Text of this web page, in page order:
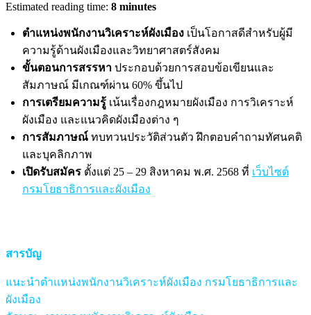
Estimated reading time: 8 minutes
ตำแหน่งพนักงานวิเคราะห์ผังเมือง เป็นโอกาสดีสำหรับผู้มี
ความรู้ด้านผังเมืองและวิทยาศาสตร์สังคม
ขั้นตอนการสรรหา ประกอบด้วยการสอบข้อเขียนและ
สัมภาษณ์ มีเกณฑ์ผ่าน 60% ขึ้นไป
การเตรียมความรู้ เน้นเรื่องกฎหมายผังเมือง การวิเคราะห์
ผังเมือง และแนวคิดผังเมืองต่าง ๆ
การสัมภาษณ์ ทบทวนประวัติส่วนตัว ฝึกตอบคำถามทัศนคติ
และบุคลิกภาพ
เปิดรับสมัคร ตั้งแต่ 25 – 29 สิงหาคม พ.ศ. 2568 ที่ เว็บไซต์
กรมโยธาธิการและผังเมือง
สารบัญ
แนะนำตำแหน่งพนักงานวิเคราะห์ผังเมือง กรมโยธาธิการและ
ผังเมือง